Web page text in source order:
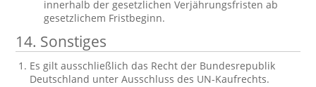
innerhalb der gesetzlichen Verjährungsfristen ab
gesetzlichem Fristbeginn.
14. Sonstiges
Es gilt ausschließlich das Recht der Bundesrepublik
Deutschland unter Ausschluss des UN-Kaufrechts.